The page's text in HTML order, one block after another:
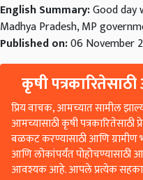
English Summary:Good
Madhya Pradesh, MP
Published on:06 November
कृषी
प्रिय वाचक, आमच्यात सामील
आमच्यासाठी कृषी
बळकट करण्यासाठी आणि
आणि लोकांपर्यंत पोहोचण्यासाठी
आवश्यक आहे. आपले प्रत्येक